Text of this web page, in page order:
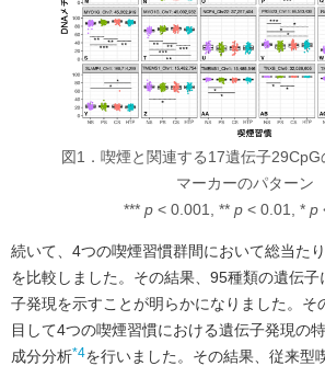
図1．喫煙と関連する17遺伝子
マーカーのパターン
*** p < 0.001, ** p < 0.01, * p
続いて、4つの喫煙習慣群間において総当た
を比較しました。その結果、95種類の遺伝
子発現を示すことが明らかになりました。そ
目して4つの喫煙習慣における遺伝子発現の
成分分析*4を行いました。その結果、従来型